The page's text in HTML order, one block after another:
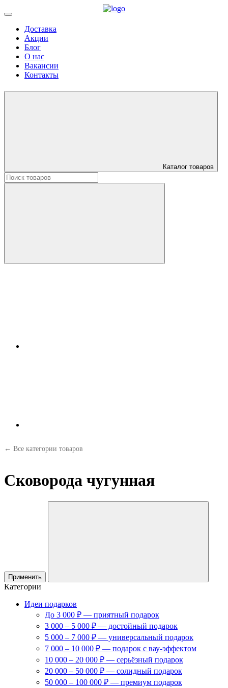
Доставка
Акции
Блог
О нас
Вакансии
Контакты
Каталог товаров
Искать:
← Все категории товаров
Сковорода чугунная
Применить
Категории
Идеи подарков
До 3 000 ₽ — приятный подарок
3 000 – 5 000 ₽ — достойный подарок
5 000 – 7 000 ₽ — универсальный подарок
7 000 – 10 000 ₽ — подарок с вау-эффектом
10 000 – 20 000 ₽ — серьёзный подарок
20 000 – 50 000 ₽ — солидный подарок
50 000 – 100 000 ₽ — премиум подарок